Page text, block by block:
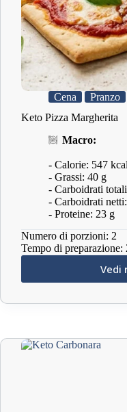
Cena
Pranzo
Keto Pizza Margherita
Macro:
- Calorie: 547 kcal
- Grassi: 40 g
- Carboidrati
- Carboidrati
- Proteine: 23 g
Numero di porzioni: 2
Tempo di preparazione:
Vedi